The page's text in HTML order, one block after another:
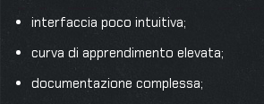
interfaccia poco intuitiva;
curva di apprendimento elevata;
documentazione complessa;